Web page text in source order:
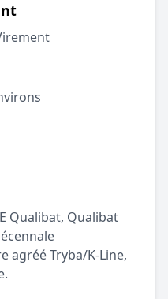
Qualibat, Qualibat
agréé Tryba/K-Line,